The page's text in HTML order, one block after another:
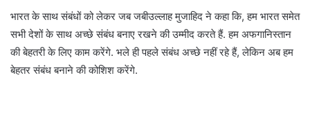
भारत के साथ संबंधों को लेकर जब जबीउल्लाह मुजाहिद ने कहा कि, हम भारत समेत
सभी देशों के साथ अच्छे संबंध बनाए रखने की उम्मीद करते हैं. हम अफगानिस्तान
की बेहतरी के लिए काम करेंगे. भले ही पहले संबंध अच्छे नहीं रहे हैं, लेकिन अब हम
बेहतर संबंध बनाने की कोशिश करेंगे.